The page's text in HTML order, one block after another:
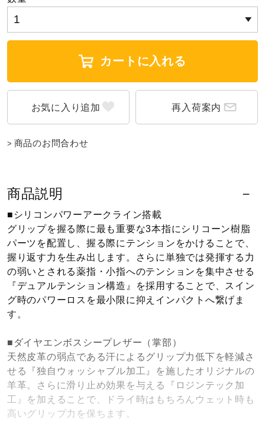
カートに入れる
再入荷案内
商品のお問合わせ
商品説明
■シリコンパワーアークライン搭載
グリップを握る際に最も重要な3本指にシリコーン樹脂
パーツを配置し、握る際にテンションをかけることで、
握り返す力を生み出します。さらに単独では発揮する力
の弱いとされる薬指・小指へのテンションを集中させる
『デュアルテンション構造』を採用することで、スイン
グ時のパワーロスを最小限に抑えインパクトへ繋げま
す。
■ダイヤエンボスシープレザー（掌部）
天然皮革の弱点である汗によるグリップ力低下を軽減さ
せる『独自ウォッシャブル加工』を施したオリジナルの
羊革。さらに滑り止め効果を与える『ロジンテック加
工』を加えることで、ドライ時はもちろんウェット時も
高いグリップ力を保ちます。